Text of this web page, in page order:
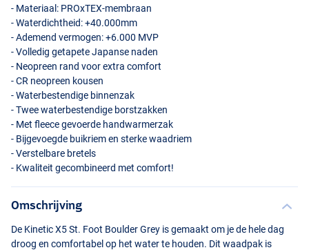
- Materiaal: PROxTEX-membraan
- Waterdichtheid: +40.000mm
- Ademend vermogen: +6.000 MVP
- Volledig getapete Japanse naden
- Neopreen rand voor extra comfort
- CR neopreen kousen
- Waterbestendige binnenzak
- Twee waterbestendige borstzakken
- Met fleece gevoerde handwarmerzak
- Bijgevoegde buikriem en sterke waadriem
- Verstelbare bretels
- Kwaliteit gecombineerd met comfort!
Omschrijving
De Kinetic X5 St. Foot Boulder Grey is gemaakt om je de hele dag
droog en comfortabel op het water te houden. Dit waadpak is